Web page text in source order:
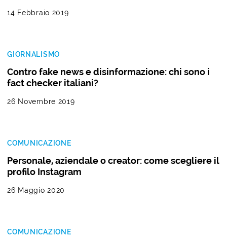
14 Febbraio 2019
GIORNALISMO
Contro fake news e disinformazione: chi sono i
fact checker italiani?
26 Novembre 2019
COMUNICAZIONE
Personale, aziendale o creator: come scegliere il
profilo Instagram
26 Maggio 2020
COMUNICAZIONE